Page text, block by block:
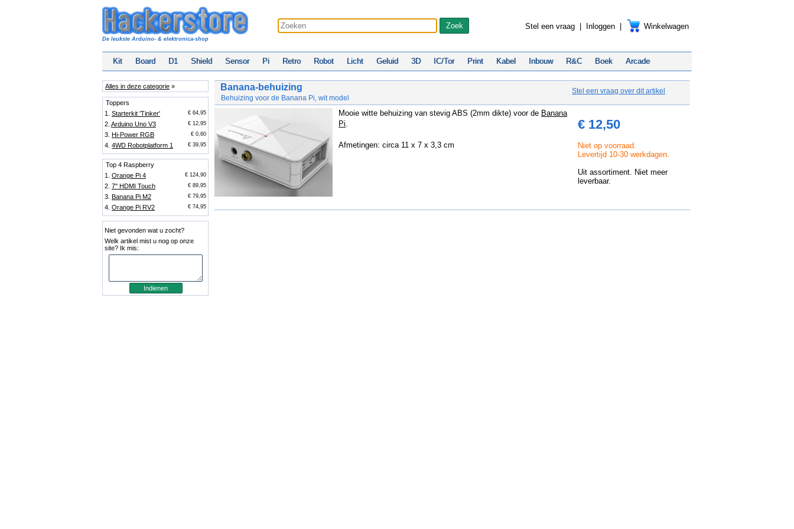
De leukste Arduino- & elektronica-shop
Stel een vraag Inloggen Winkelwagen
Kit Board D1 Shield Sensor Pi Retro Robot Licht Geluid 3D IC/Tor Print Kabel Inbouw R&C Boek Arcade
Alles in deze categorie »
Toppers
1. Starterkit 'Tinker' € 64,95
2. Arduino Uno V3 € 12,95
3. Hi-Power RGB € 0,60
4. 4WD Robotplatform 1 € 39,95
Top 4 Raspberry
1. Orange Pi 4 € 124,90
2. 7'' HDMI Touch € 89,95
3. Banana Pi M2 € 79,95
4. Orange Pi RV2 € 74,95
Niet gevonden wat u zocht?
Welk artikel mist u nog op onze
site? Ik mis:
Banana-behuizing
Behuizing voor de Banana Pi, wit model
Stel een vraag over dit artikel
Mooie witte behuizing van stevig ABS (2mm dikte) voor de Banana
Pi.
Afmetingen: circa 11 x 7 x 3,3 cm
€ 12,50
Niet op voorraad.
Levertijd 10-30 werkdagen.
Uit assortiment. Niet meer
leverbaar.